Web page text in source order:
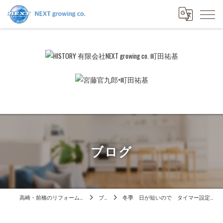
ブログ
ブログ 冬季 日が短いので タイマー設定が必要です。 管理物件 定期清掃